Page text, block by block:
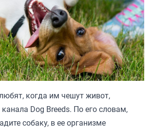
когда им чешут живот,
Dog Breeds. По его словам,
собаку, в ее организме